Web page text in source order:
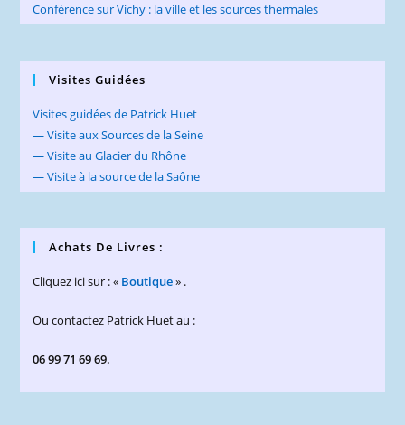
Conférence sur Vichy : la ville et les sources thermales
Visites Guidées
Visites guidées de Patrick Huet
— Visite aux Sources de la Seine
— Visite au Glacier du Rhône
— Visite à la source de la Saône
Achats De Livres :
Cliquez ici sur : « Boutique» .
Ou contactez Patrick Huet au :
06 99 71 69 69.